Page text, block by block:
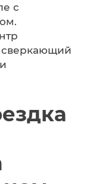
с
сверкающий